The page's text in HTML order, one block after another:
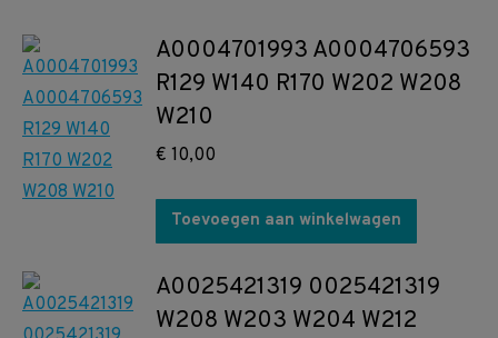
A0004701993 A0004706593
R129 W140 R170 W202 W208
W210
€ 10,00
Toevoegen aan winkelwagen
A0025421319 0025421319
W208 W203 W204 W212